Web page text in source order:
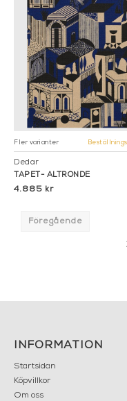
Fler varianter
Dedar
TAPET- ALTRONDE
4.885 kr
Föregående
INFORMATION
Startsidan
Köpvillkor
Om oss